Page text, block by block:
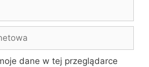
dane w tej przeglądarce